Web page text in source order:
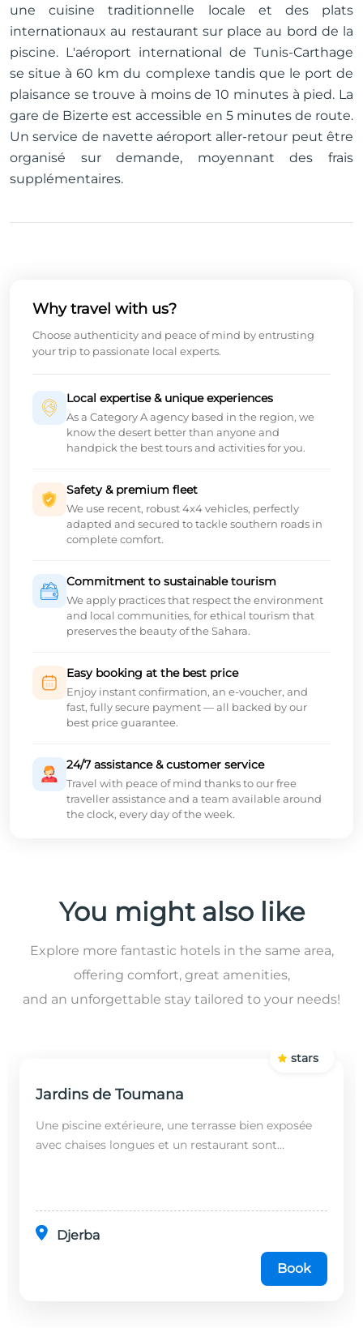
une cuisine traditionnelle locale et des plats
internationaux au restaurant sur place au bord de la
piscine. L'aéroport international de Tunis-Carthage
se situe à 60 km du complexe tandis que le port de
plaisance se trouve à moins de 10 minutes à pied. La
gare de Bizerte est accessible en 5 minutes de route.
Un service de navette aéroport aller-retour peut être
organisé sur demande, moyennant des frais
supplémentaires.
Why travel with us?
Choose authenticity and peace of mind by entrusting
your trip to passionate local experts.
Local expertise & unique experiences
As a Category A agency based in the region, we
know the desert better than anyone and
handpick the best tours and activities for you.
Safety & premium fleet
We use recent, robust 4x4 vehicles, perfectly
adapted and secured to tackle southern roads in
complete comfort.
Commitment to sustainable tourism
We apply practices that respect the environment
and local communities, for ethical tourism that
preserves the beauty of the Sahara.
Easy booking at the best price
Enjoy instant confirmation, an e-voucher, and
fast, fully secure payment — all backed by our
best price guarantee.
24/7 assistance & customer service
Travel with peace of mind thanks to our free
traveller assistance and a team available around
the clock, every day of the week.
You might also like
Explore more fantastic hotels in the same area,
offering comfort, great amenities,
and an unforgettable stay tailored to your needs!
Jardins de Toumana
Une piscine extérieure, une terrasse bien exposée
avec chaises longues et un restaurant sont
Djerba
stars
Book